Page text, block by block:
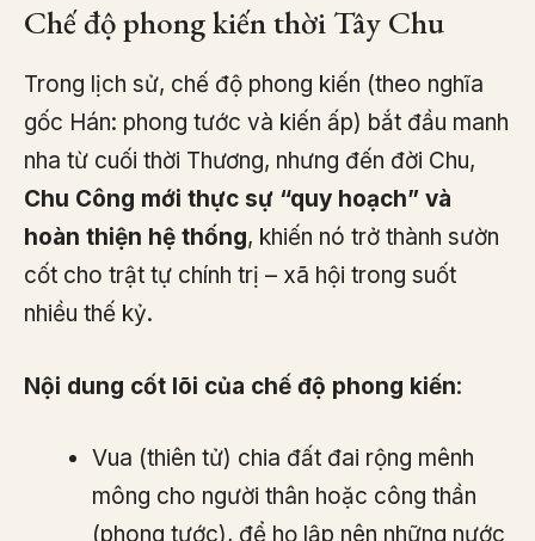
Chế độ phong kiến thời Tây Chu
Trong lịch sử, chế độ phong kiến (theo nghĩa
gốc Hán: phong tước và kiến ấp) bắt đầu manh
nha từ cuối thời Thương, nhưng đến đời Chu,
Chu Công mới thực sự “quy hoạch” và
hoàn thiện hệ thống, khiến nó trở thành sườn
cốt cho trật tự chính trị – xã hội trong suốt
nhiều thế kỷ.
Nội dung cốt lõi của chế độ phong kiến:
Vua (thiên tử) chia đất đai rộng mênh
mông cho người thân hoặc công thần
(phong tước), để họ lập nên những nước